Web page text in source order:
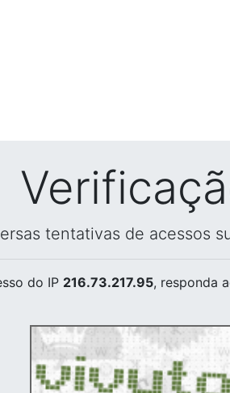
tentativas de acessos
do IP 216.73.217.95, responda